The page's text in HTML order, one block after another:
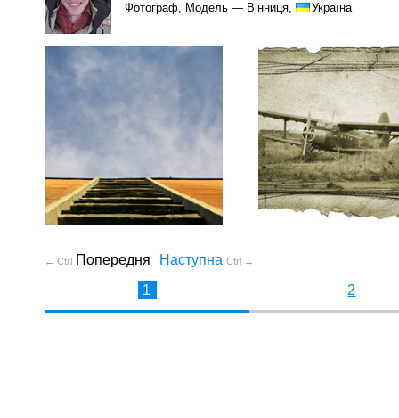
Фотограф, Модель — Вінниця, Україна
← Ctrl Попередня Наступна Ctrl →
1 2